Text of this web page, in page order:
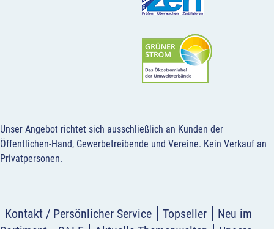
Unser Angebot richtet sich ausschließlich an Kunden der
Öffentlichen-Hand, Gewerbetreibende und Vereine. Kein Verkauf an
Privatpersonen.
Kontakt / Persönlicher Service Topseller
Neu im